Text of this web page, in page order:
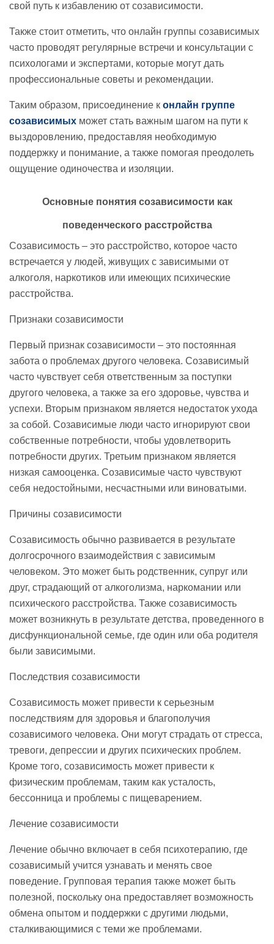
свой путь к избавлению от созависимости.
Также стоит отметить, что онлайн группы созависимых
часто проводят регулярные встречи и консультации с
психологами и экспертами, которые могут дать
профессиональные советы и рекомендации.
Таким образом, присоединение к онлайн группе
созависимых может стать важным шагом на пути к
выздоровлению, предоставляя необходимую
поддержку и понимание, а также помогая преодолеть
ощущение одиночества и изоляции.
Основные понятия созависимости как
поведенческого расстройства
Созависимость – это расстройство, которое часто
встречается у людей, живущих с зависимыми от
алкоголя, наркотиков или имеющих психические
расстройства.
Признаки созависимости
Первый признак созависимости – это постоянная
забота о проблемах другого человека. Созависимый
часто чувствует себя ответственным за поступки
другого человека, а также за его здоровье, чувства и
успехи. Вторым признаком является недостаток ухода
за собой. Созависимые люди часто игнорируют свои
собственные потребности, чтобы удовлетворить
потребности других. Третьим признаком является
низкая самооценка. Созависимые часто чувствуют
себя недостойными, несчастными или виноватыми.
Причины созависимости
Созависимость обычно развивается в результате
долгосрочного взаимодействия с зависимым
человеком. Это может быть родственник, супруг или
друг, страдающий от алкоголизма, наркомании или
психического расстройства. Также созависимость
может возникнуть в результате детства, проведенного в
дисфункциональной семье, где один или оба родителя
были зависимыми.
Последствия созависимости
Созависимость может привести к серьезным
последствиям для здоровья и благополучия
созависимого человека. Они могут страдать от стресса,
тревоги, депрессии и других психических проблем.
Кроме того, созависимость может привести к
физическим проблемам, таким как усталость,
бессонница и проблемы с пищеварением.
Лечение созависимости
Лечение обычно включает в себя психотерапию, где
созависимый учится узнавать и менять свое
поведение. Групповая терапия также может быть
полезной, поскольку она предоставляет возможность
обмена опытом и поддержки с другими людьми,
сталкивающимися с теми же проблемами.